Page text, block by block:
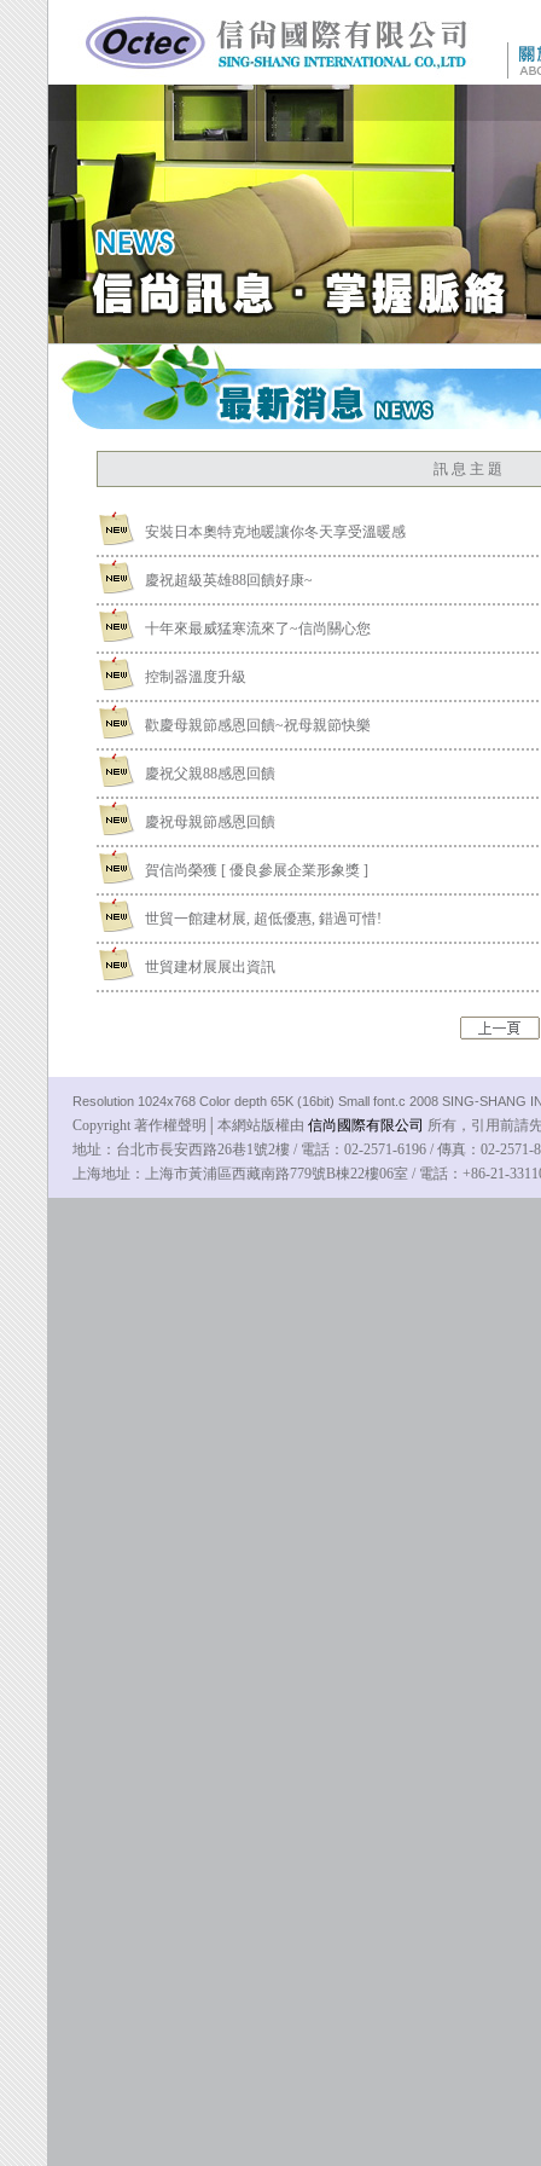
訊 息 主 題
安裝日本奧特克地暖讓你冬天享受溫暖感
慶祝超級英雄88回饋好康~
十年來最威猛寒流來了~信尚關心您
控制器溫度升級
歡慶母親節感恩回饋~祝母親節快樂
慶祝父親88感恩回饋
慶祝母親節感恩回饋
賀信尚榮獲 [ 優良參展企業形象獎 ]
世貿一館建材展, 超低優惠, 錯過可惜!
世貿建材展展出資訊
Resolution 1024x768 Color depth 65K (16bit) Small font.c 2008 SING-SHANG
Copyright 著作權聲明│本網站版權由 信尚國際有限公司 所有，引用前請
地址：台北市長安西路26巷1號2樓 / 電話：02-2571-6196 / 傳真：02-2571-
上海地址：上海市黃浦區西藏南路779號B棟22樓06室 / 電話： +86-21-